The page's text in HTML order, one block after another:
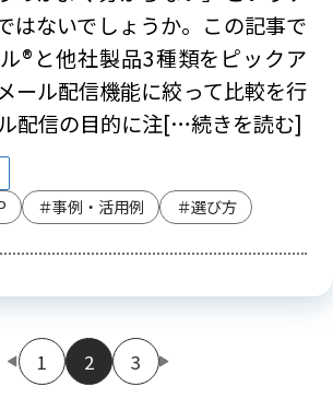
はないでしょうか。この記事で
®と他社製品3種類をピックア
ール配信機能に絞って比較を行
配信の目的に注[…続きを読む]
＃事例・活用例 ＃選び方
1 2 3